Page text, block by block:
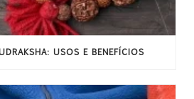
USOS E BENEFÍCIOS